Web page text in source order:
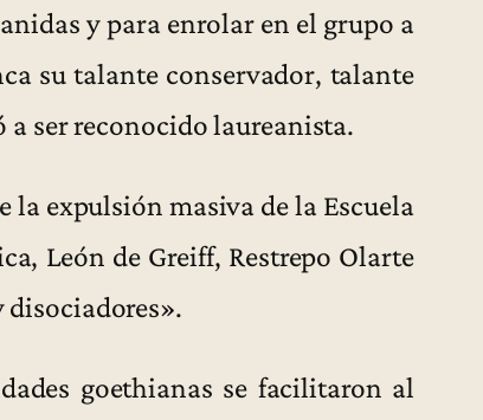
y para enrolar en el grupo a
su talante conservador, talante
a ser reconocido laureanista.
la expulsión masiva de la Escuela
León de Greiff, Restrepo Olarte
goethianas se facilitaron al